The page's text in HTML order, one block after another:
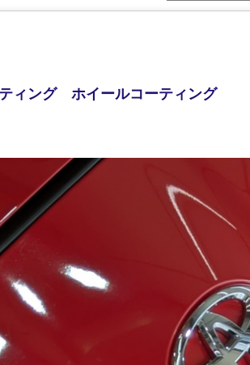
ィング ホイールコーティング